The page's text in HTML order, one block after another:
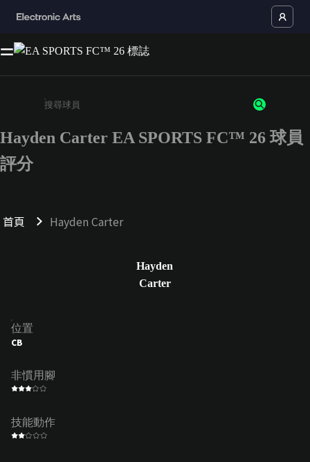
請輸入至少 3 個字元或數字
Hayden Carter EA SPORTS FC™ 26 球員
評分
首頁 Hayden Carter
Hayden
Carter
位置
CB
非慣用腳
技能動作